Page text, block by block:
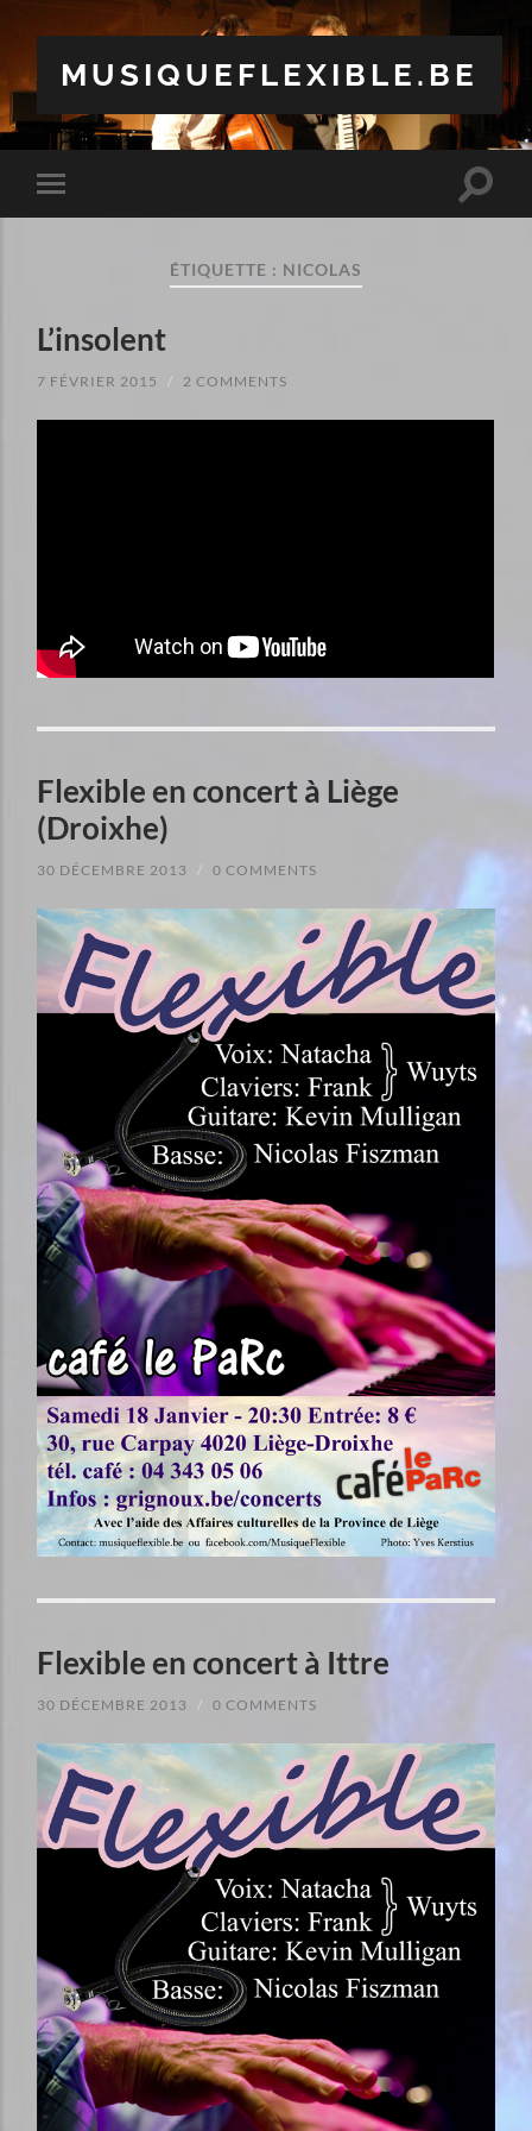
MUSIQUEFLEXIBLE.BE
Toggle
mobile
Toggle
ÉTIQUETTE : NICOLAS
L’insolent
7 FÉVRIER 2015 / 2 COMMENTS
Flexible en concert à Liège
(Droixhe)
30 DÉCEMBRE 2013 / 0 COMMENTS
Flexible en concert à Ittre
30 DÉCEMBRE 2013 / 0 COMMENTS